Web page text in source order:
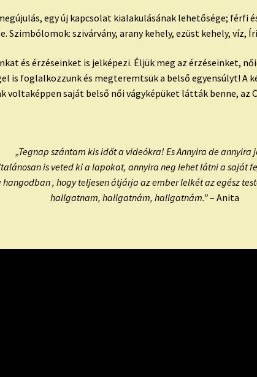
egy új kapcsolat kialakulásának lehetősége; férfi
Szimbólomok: szivárvány, arany kehely, ezüst kehely, víz,
és érzéseinket is jelképezi. Éljük meg az érzéseinket,
is foglalkozzunk és megteremtsük a belső egyensúlyt! A
saját belső női vágyképüket látták benne, az
„Tegnap szántam kis időt a videókra! Es Annyira de annyira
is veted ki a lapokat, annyira neg lehet látni a saját
hangodban , hogy teljesen átjárja az ember lelkét az egész
hallgatnam, hallgatnám, hallgatnám.”– Anita